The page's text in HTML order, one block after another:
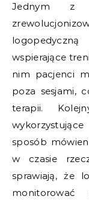
Jednym z
wspierające
nim pacjenci
poza sesjami,
terapii.
sposób
w czasie
sprawiają, że